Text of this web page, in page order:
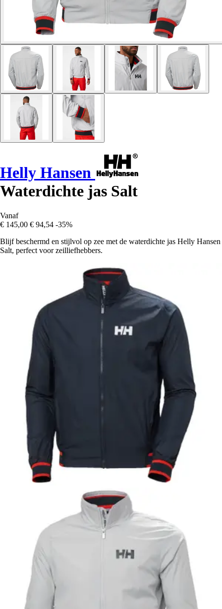
Helly Hansen
Waterdichte jas Salt
Vanaf
€ 145,00 € 94,54 -35%
Blijf beschermd en stijlvol op zee met de waterdichte jas Helly Hansen
Salt, perfect voor zeilliefhebbers.